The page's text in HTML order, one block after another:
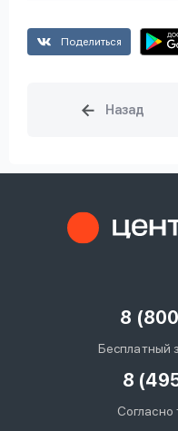
Поделиться
8
Бесплатный
8